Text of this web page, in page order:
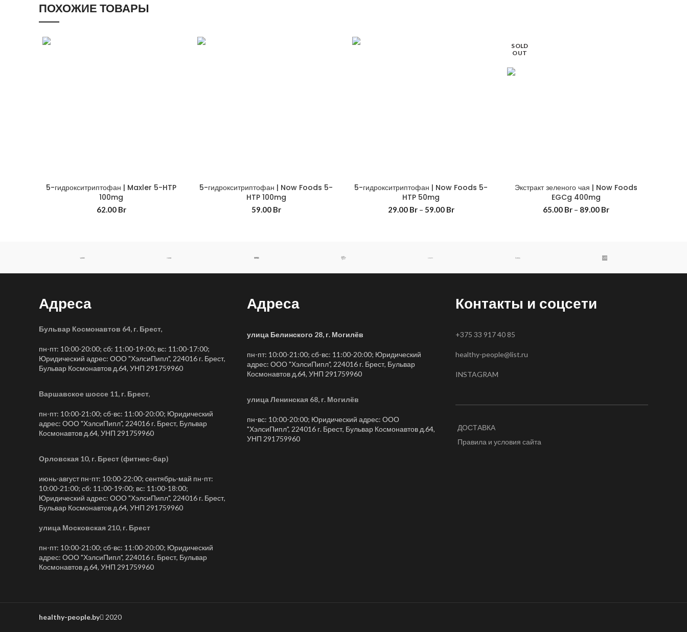
ПОХОЖИЕ ТОВАРЫ
5-гидрокситриптофан | Maxler 5-HTP
100mg
62.00 Br
5-гидрокситриптофан | Now Foods 5-
HTP 100mg
59.00 Br
5-гидрокситриптофан | Now Foods 5-
HTP 50mg
29.00 Br– 59.00 Br
SOLD
OUT
Экстракт зеленого чая | Now Foods
EGCg 400mg
65.00 Br– 89.00 Br
Адреса
Бульвар Космонавтов 64, г. Брест,
пн-пт: 10:00-20:00; сб: 11:00-19:00; вс: 11:00-17:00;
Юридический адрес: ООО "ХэлсиПипл", 224016 г. Брест,
Бульвар Космонавтов д.64, УНП 291759960
Варшавское шоссе 11, г. Брест,
пн-пт: 10:00-21:00; сб-вс: 11:00-20:00; Юридический
адрес: ООО "ХэлсиПипл", 224016 г. Брест, Бульвар
Космонавтов д.64, УНП 291759960
Орловская 10, г. Брест (фитнес-бар)
июнь-август пн-пт: 10:00-22:00; сентябрь-май пн-пт:
10:00-21:00; сб: 11:00-19:00; вс: 11:00-18:00;
Юридический адрес: ООО "ХэлсиПипл", 224016 г. Брест,
Бульвар Космонавтов д.64, УНП 291759960
улица Московская 210, г. Брест
пн-пт: 10:00-21:00; сб-вс: 11:00-20:00; Юридический
адрес: ООО "ХэлсиПипл", 224016 г. Брест, Бульвар
Космонавтов д.64, УНП 291759960
Адреса
улица Белинского 28, г. Могилёв
пн-пт: 10:00-21:00; сб-вс: 11:00-20:00; Юридический
адрес: ООО "ХэлсиПипл", 224016 г. Брест, Бульвар
Космонавтов д.64, УНП 291759960
улица Ленинская 68, г. Могилёв
пн-вс: 10:00-20:00; Юридический адрес: ООО
"ХэлсиПипл", 224016 г. Брест, Бульвар Космонавтов д.64,
УНП 291759960
Контакты и соцсети
+375 33 917 40 85
healthy-people@list.ru
INSTAGRAM
ДОСТАВКА
Правила и условия сайта
healthy-people.by 2020